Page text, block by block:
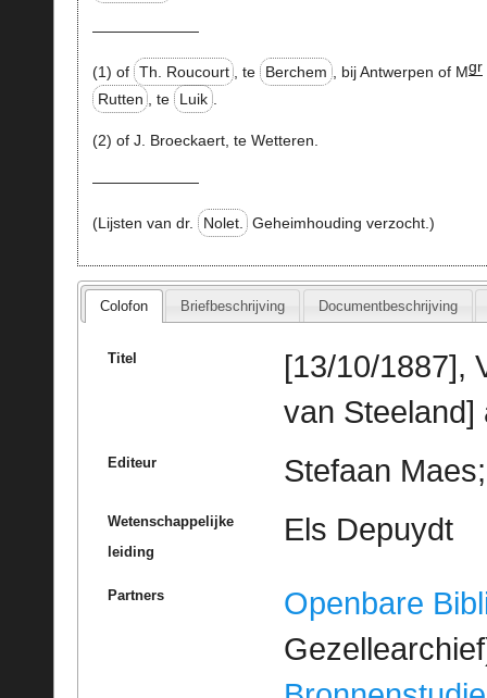
———————
(1) of Th. Roucourt , te Berchem , bij Antwerpen of Mgr
Rutten , te Luik .
(2) of J. Broeckaert, te Wetteren.
———————
(Lijsten van dr. Nolet. Geheimhouding verzocht.)
Colofon Briefbeschrijving Documentbeschrijving
Titel
[13/10/1887],
van Steeland]
Editeur Stefaan
Wetenschappelijke
leiding
Els Depuydt
Partners
Openbare